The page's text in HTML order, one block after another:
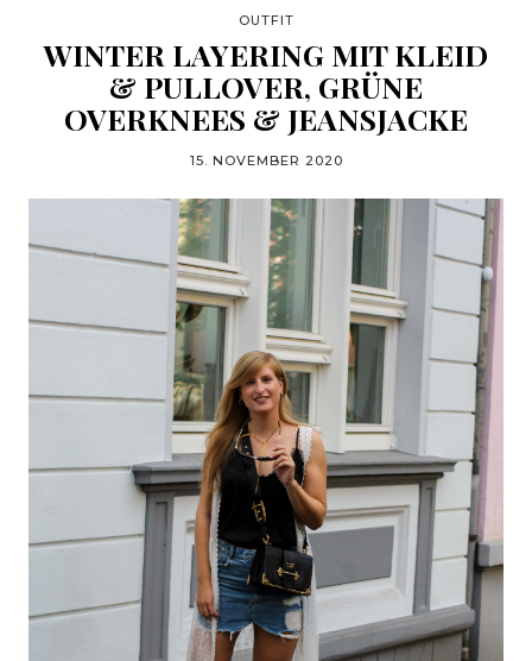
OUTFIT
WINTER LAYERING MIT KLEID
& PULLOVER, GRÜNE
OVERKNEES & JEANSJACKE
15. NOVEMBER 2020